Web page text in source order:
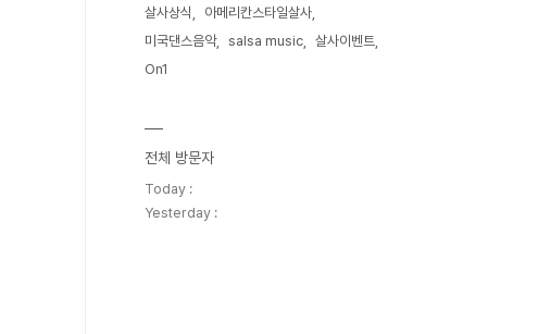
살사상식
아메리칸스타일살사
미국댄스음악
salsa music
살사이벤트
On1
전체 방문자
Today :
Yesterday :